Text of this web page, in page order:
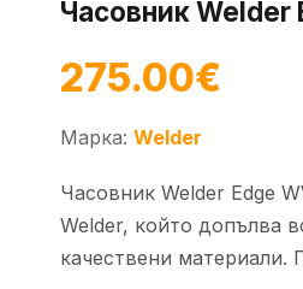
Часовник Welder
275.00€
Марка: Welder
Часовник Welder Edge
Welder, който допълва
качествени материали.